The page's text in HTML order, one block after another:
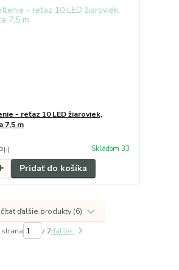
- reťaz 10 LED žiaroviek,
7,5 m
Skladom 33
Pridať do košíka
ďalšie produkty (6)
strana z 2ďalšie